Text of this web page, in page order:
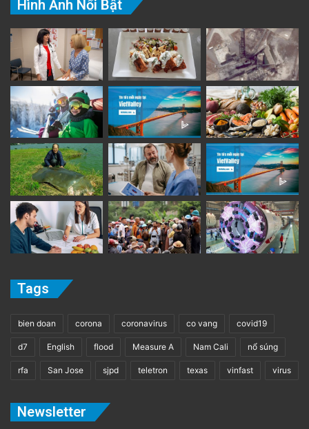
Hình Ảnh Nổi Bật
Tags
bien doan corona coronavirus co vang covid19
d7 English flood Measure A Nam Cali nổ súng
rfa San Jose sjpd teletron texas vinfast virus
Newsletter